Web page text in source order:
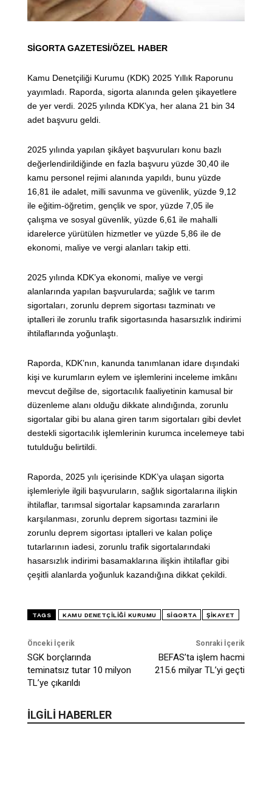
SİGORTA GAZETESİ/ÖZEL HABER
Kamu Denetçiliği Kurumu (KDK) 2025 Yıllık Raporunu
yayımladı. Raporda, sigorta alanında gelen şikayetlere
de yer verdi. 2025 yılında KDK’ya, her alana 21 bin 34
adet başvuru geldi.
2025 yılında yapılan şikâyet başvuruları konu bazlı
değerlendirildiğinde en fazla başvuru yüzde 30,40 ile
kamu personel rejimi alanında yapıldı, bunu yüzde
16,81 ile adalet, milli savunma ve güvenlik, yüzde 9,12
ile eğitim-öğretim, gençlik ve spor, yüzde 7,05 ile
çalışma ve sosyal güvenlik, yüzde 6,61 ile mahalli
idarelerce yürütülen hizmetler ve yüzde 5,86 ile de
ekonomi, maliye ve vergi alanları takip etti.
2025 yılında KDK’ya ekonomi, maliye ve vergi
alanlarında yapılan başvurularda; sağlık ve tarım
sigortaları, zorunlu deprem sigortası tazminatı ve
iptalleri ile zorunlu trafik sigortasında hasarsızlık indirimi
ihtilaflarında yoğunlaştı.
Raporda, KDK’nın, kanunda tanımlanan idare dışındaki
kişi ve kurumların eylem ve işlemlerini inceleme imkânı
mevcut değilse de, sigortacılık faaliyetinin kamusal bir
düzenleme alanı olduğu dikkate alındığında, zorunlu
sigortalar gibi bu alana giren tarım sigortaları gibi devlet
destekli sigortacılık işlemlerinin kurumca incelemeye tabi
tutulduğu belirtildi.
Raporda, 2025 yılı içerisinde KDK’ya ulaşan sigorta
işlemleriyle ilgili başvuruların, sağlık sigortalarına ilişkin
ihtilaflar, tarımsal sigortalar kapsamında zararların
karşılanması, zorunlu deprem sigortası tazmini ile
zorunlu deprem sigortası iptalleri ve kalan poliçe
tutarlarının iadesi, zorunlu trafik sigortalarındaki
hasarsızlık indirimi basamaklarına ilişkin ihtilaflar gibi
çeşitli alanlarda yoğunluk kazandığına dikkat çekildi.
TAGS KAMU DENETÇILIĞI KURUMU SIGORTA ŞIKAYET
Önceki İçerik
SGK borçlarında
teminatsız tutar 10 milyon
TL’ye çıkarıldı
Sonraki İçerik
BEFAS’ta işlem hacmi
215.6 milyar TL’yi geçti
İLGİLİ HABERLER